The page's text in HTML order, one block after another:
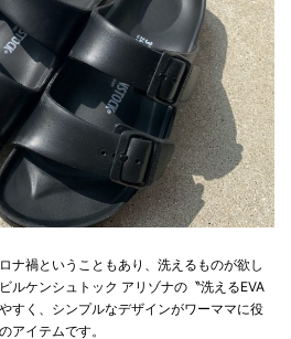
ナ禍ということもあり、洗えるものが欲し
ルケンシュトック アリゾナの〝洗えるEVA
すく、シンプルなデザインがワーママに役
アイテムです。